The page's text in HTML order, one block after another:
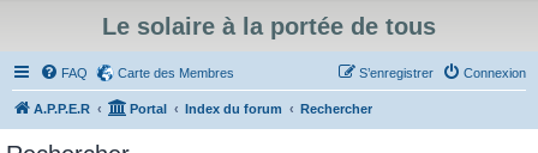
Le solaire à la portée de tous
FAQ Carte des Membres Connexion
S’enregistrer
A.P.P.E.R Portal Index du forum Rechercher